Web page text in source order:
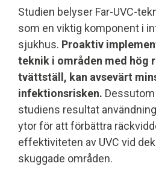
Studien belyser Far-UVC-
som en viktig komponent i
sjukhus. Proaktiv
teknik i områden med hög
tvättställ, kan avsevärt
infektionsrisken.
studiens resultat
ytor för att förbättra
effektiviteten av UVC vid
skuggade områden.